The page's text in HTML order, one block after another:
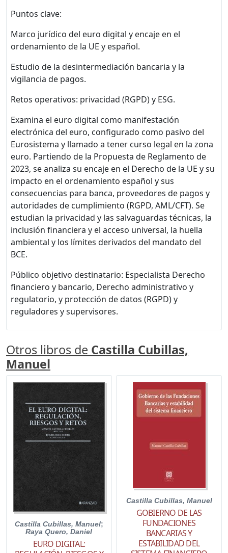
Puntos clave:
Marco jurídico del euro digital y encaje en el
ordenamiento de la UE y español.
Estudio de la desintermediación bancaria y la
vigilancia de pagos.
Retos operativos: privacidad (RGPD) y ESG.
Examina el euro digital como manifestación
electrónica del euro, configurado como pasivo del
Eurosistema y llamado a tener curso legal en la zona
euro. Partiendo de la Propuesta de Reglamento de
2023, se analiza su encaje en el Derecho de la UE y su
impacto en el ordenamiento español y sus
consecuencias para banca, proveedores de pagos y
autoridades de cumplimiento (RGPD, AML/CFT). Se
estudian la privacidad y las salvaguardas técnicas, la
inclusión financiera y el acceso universal, la huella
ambiental y los límites derivados del mandato del
BCE.
Público objetivo destinatario: Especialista Derecho
financiero y bancario, Derecho administrativo y
regulatorio, y protección de datos (RGPD) y
reguladores y supervisores.
Otros libros de Castilla Cubillas,
Manuel
Castilla Cubillas, Manuel;
Raya Quero, Daniel
EURO DIGITAL:
Castilla Cubillas, Manuel
GOBIERNO DE LAS
FUNDACIONES
BANCARIAS Y
ESTABILIDAD DEL